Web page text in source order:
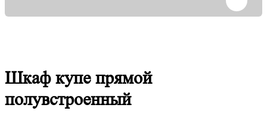
Шкаф купе прямой
полувстроенный